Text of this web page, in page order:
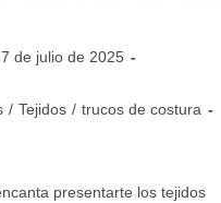
7 de julio de 2025
/ Tejidos / trucos de costura
presentarte los tejidos